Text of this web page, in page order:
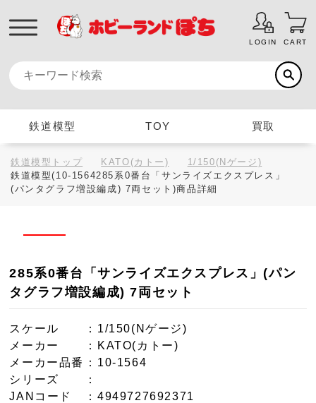
LOGIN CART
鉄道模型 TOY 買取
鉄道模型トップ KATO(カトー)
1/150(Nゲージ)
鉄道模型(10-1564285系0番台「サンライズエクスプレス」
(パンタグラフ増設編成) 7両セット)商品詳細
285系0番台「サンライズエクスプレス」(パン
タグラフ増設編成) 7両セット
スケール
：1/150(Nゲージ)
メーカー
：KATO(カトー)
メーカー品番
：10-1564
シリーズ
：
JANコード
：4949727692371